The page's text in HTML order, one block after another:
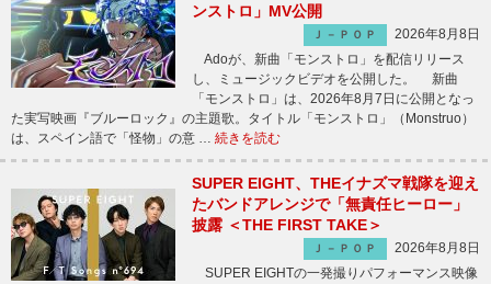
ンストロ」MV公開
Ｊ－ＰＯＰ
2026年8月8日
Adoが、新曲「モンストロ」を配信リリース
し、ミュージックビデオを公開した。 新曲
「モンストロ」は、2026年8月7日に公開となっ
た実写映画『ブルーロック』の主題歌。タイトル「モンストロ」（Monstruo）
は、スペイン語で「怪物」の意 … 続きを読む
SUPER EIGHT、THEイナズマ戦隊を迎え
たバンドアレンジで「無責任ヒーロー」
披露 ＜THE FIRST TAKE＞
Ｊ－ＰＯＰ
2026年8月8日
SUPER EIGHTの一発撮りパフォーマンス映像